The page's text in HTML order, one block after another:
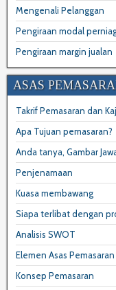
Mengenali Pelanggan
Pengiraan modal
Pengiraan margin jualan
ASAS
Takrif Pemasaran dan
Apa Tujuan pemasaran?
Anda tanya, Gambar
Penjenamaan
Kuasa membawang
Siapa terlibat dengan
Analisis SWOT
Elemen Asas Pemasaran
Konsep Pemasaran